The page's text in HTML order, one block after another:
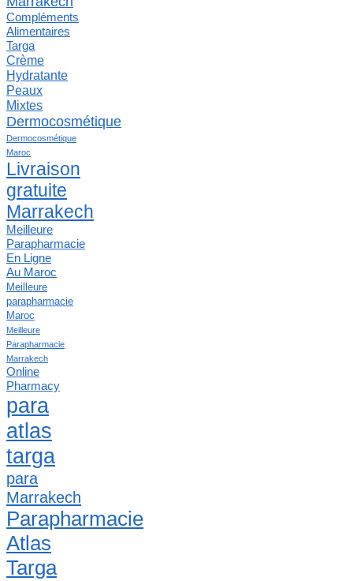
Compléments
Alimentaires
Targa
Crème
Hydratante
Peaux
Mixtes
Dermocosmétique
Dermocosmétique
Maroc
Livraison
gratuite
Marrakech
Meilleure
Parapharmacie
En Ligne
Au Maroc
Meilleure
parapharmacie
Maroc
Meilleure
Parapharmacie
Marrakech
Online
Pharmacy
para
atlas
targa
para
Marrakech
Parapharmacie
Atlas
Targa